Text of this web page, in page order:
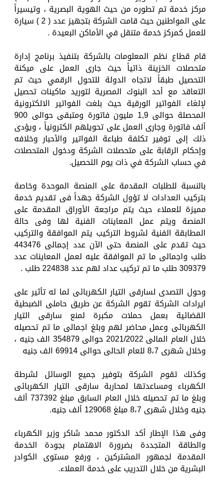
مركز خدمة تم تطوره من حيث الهوية البصرية ، وتيسيراً
على المواطنين حيث قامت الشركة بتجهيز عدد ( 2 ) سيارة
للعمل كمركز خدمة متنقل في الأماكن البعيدة .
قام قطاع نظم المعلومات بالشركة بتنفيذ برنامج إدارة
متحصلات الخزينة ذاتياً حيث جارى العمل على ميكنة
التحصيل طبقاً لاتجاه الدولة للتحول الرقمي حيث تم
التعاقد مع أحد البنوك المصرية لتوريد ماكينات تحصيل
لإلغاء الفواتير الورقية حيث بلغت الفواتير الالكترونية
المحصلة حوالى 1,9 مليون فاتورة ومتبقى حوالى 900
ألف فاتورة وجارى العمل على تحويلهم الكترونياً ، ويؤدى
ذلك إلى توفير تكلفة طباعة الفواتير والأحبار وخلافه
وإحكام الرقابة على متحصلات الشركة ودخول المتحصلات
في حساب الشركة في ذات يوم التحصيل.
بالنسبة للطلبات المقدمة على المنصة الموحدة وخاصة
بتركيب العدادات لا تؤول الشركة جهداً فى تقديم خدمة
مميزة للعملاء حيث يتم مراجعة الأوراق المقدمة على
المنصة ويتم عمل المعاينات الفنية لها وفى حالة
المطابقة الفنية لشروط التركيب يتم الموافقة والتركيب
حيث تقدم على المنصة حتى الآن عدد إجمالى 443476
طلب واجمالى ما تم الموافقة عليه لعمل المعاينات عدد
309379 طلب ما تم تركيب عداد لهم عدد 224838 طلب .
وحول التصدى لسارقى التيار الكهربائى لما له تأثير على
ايرادات الشركة تقوم الشركة عن طريق حاملى الضبطية
القضائية بعمل حملات مكبرة لمنع سارقى التيار
الكهربائى وعمل محاضر لهم وبلغ اجمالى ما تم تحصيله
خلال العام المالى 2021/2022 حوالى 354879 الف جنيه ،
وخلال شهرى 8،7 للعام الحالى حوالى 69914 الف جنيه
وكذلك تقوم الشركة بتوفير جميع الوسائل لشرطة
الكهرباء ومساعدتها لمحاربة سارقى التيار الكهربائى
وبلغ ما تم تحصيله خلال العام السابق مبلغ 737392 ألف
جنيه وخلال شهرى 8،7 مبلغ 129068 ألف جنيه.
وفى هذا الإطار أكد الدكتور محمد شاكر وزير الكهرباء
والطاقة المتجددة بضرورة الاهتمام بجودة الخدمة
المقدمة لجمهور المشتركين ، ورفع مستوى الكوادر
البشرية من خلال التدريب على خدمة العملاء.